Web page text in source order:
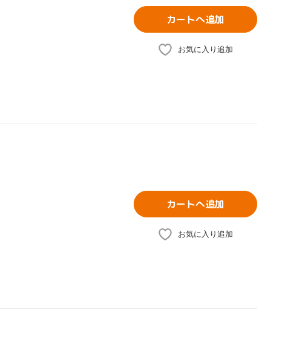
カートへ追加
お気に入り追加
カートへ追加
お気に入り追加